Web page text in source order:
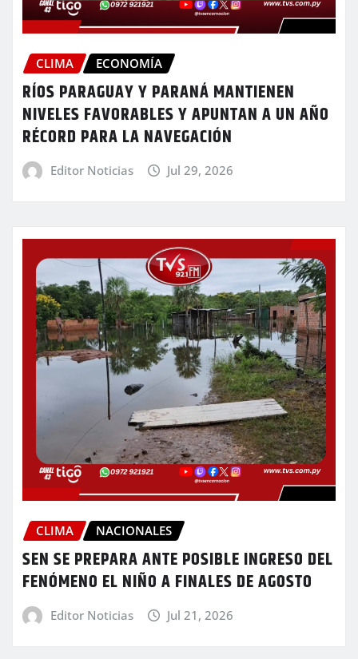
CLIMA ECONOMÍA
RÍOS PARAGUAY Y PARANÁ MANTIENEN
NIVELES FAVORABLES Y APUNTAN A UN AÑO
RÉCORD PARA LA NAVEGACIÓN
Editor Noticias Jul 29, 2026
CLIMA NACIONALES
SEN SE PREPARA ANTE POSIBLE INGRESO DEL
FENÓMENO EL NIÑO A FINALES DE AGOSTO
Editor Noticias Jul 21, 2026